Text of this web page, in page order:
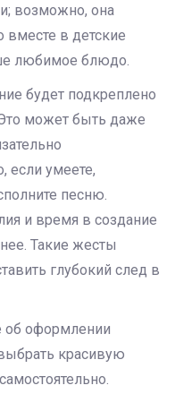
возможно, она
в детские
любимое блюдо.
будет подкреплено
может быть даже
если умеете,
песню.
и время в создание
Такие жесты
глубокий след в
об оформлении
красивую